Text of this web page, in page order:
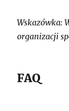
Wskazówka:
organizacji
FAQ